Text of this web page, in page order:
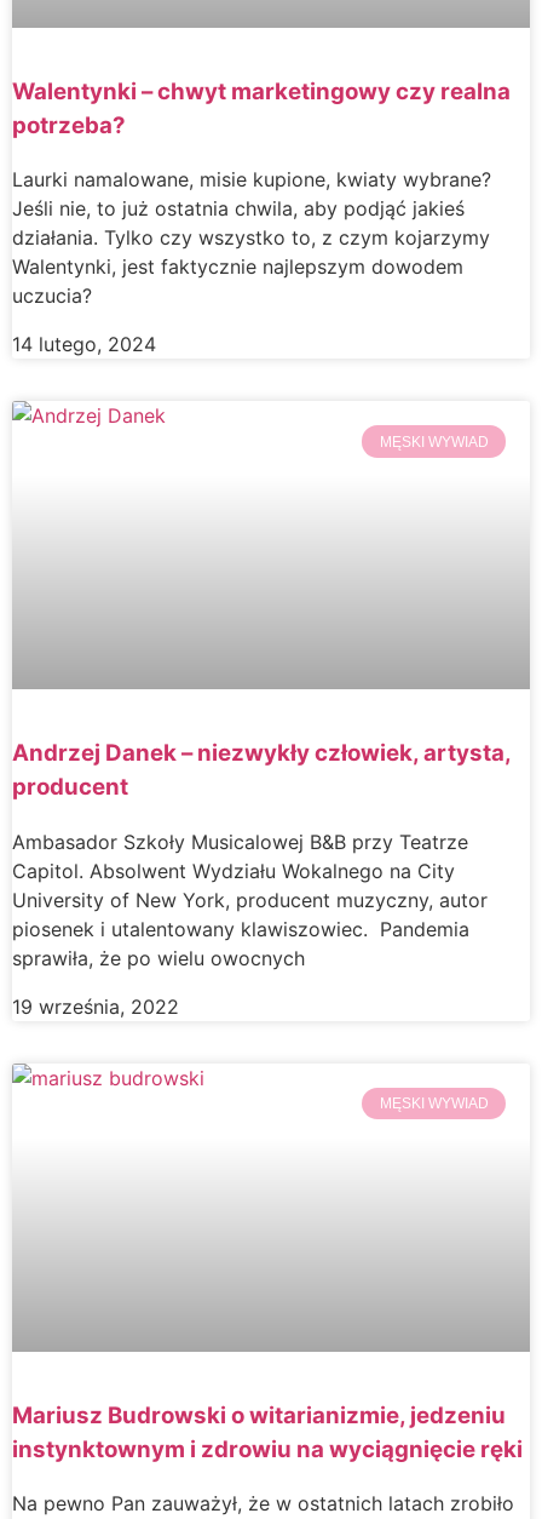
Walentynki – chwyt marketingowy czy realna
potrzeba?
Laurki namalowane, misie kupione, kwiaty wybrane?
Jeśli nie, to już ostatnia chwila, aby podjąć jakieś
działania. Tylko czy wszystko to, z czym kojarzymy
Walentynki, jest faktycznie najlepszym dowodem
uczucia?
14 lutego, 2024
MĘSKI WYWIAD
Andrzej Danek – niezwykły człowiek, artysta,
producent
Ambasador Szkoły Musicalowej B&B przy Teatrze
Capitol. Absolwent Wydziału Wokalnego na City
University of New York, producent muzyczny, autor
piosenek i utalentowany klawiszowiec. Pandemia
sprawiła, że po wielu owocnych
19 września, 2022
MĘSKI WYWIAD
Mariusz Budrowski o witarianizmie, jedzeniu
instynktownym i zdrowiu na wyciągnięcie ręki
Na pewno Pan zauważył, że w ostatnich latach zrobiło